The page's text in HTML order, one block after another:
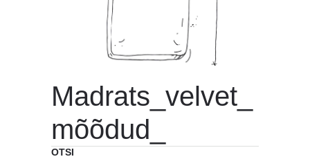
Madrats_velvet_
mõõdud_
OTSI